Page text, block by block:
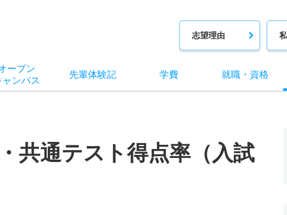
志望理由
ープン
ャンパス
先輩体験記 学費 就職・ 資格
共通テスト得点率（入試